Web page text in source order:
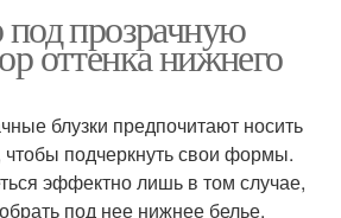
под прозрачную
оттенка нижнего
блузки предпочитают носить
подчеркнуть свои формы.
эффектно лишь в том случае,
под нее нижнее белье.